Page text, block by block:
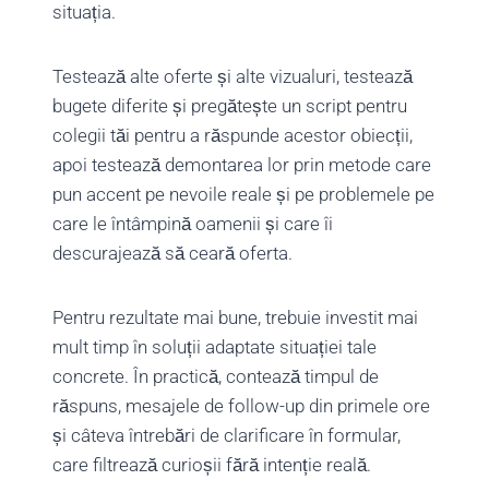
situația.
Testează alte oferte și alte vizualuri, testează
bugete diferite și pregătește un script pentru
colegii tăi pentru a răspunde acestor obiecții,
apoi testează demontarea lor prin metode care
pun accent pe nevoile reale și pe problemele pe
care le întâmpină oamenii și care îi
descurajează să ceară oferta.
Pentru rezultate mai bune, trebuie investit mai
mult timp în soluții adaptate situației tale
concrete. În practică, contează timpul de
răspuns, mesajele de follow-up din primele ore
și câteva întrebări de clarificare în formular,
care filtrează curioșii fără intenție reală.